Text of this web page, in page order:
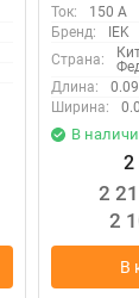
Ток:
150 А
Бренд:
IEK
Страна:
Длина:
Ширина:
В
2
2
2
В